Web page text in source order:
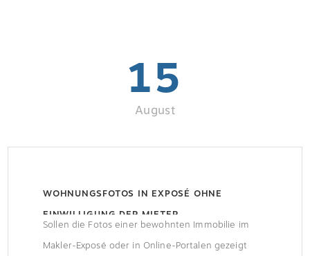
15
August
WOHNUNGSFOTOS IN EXPOSÉ OHNE
EINWILLIGUNG DER MIETER
Sollen die Fotos einer bewohnten Immobilie im
Makler-Exposé oder in Online-Portalen gezeigt